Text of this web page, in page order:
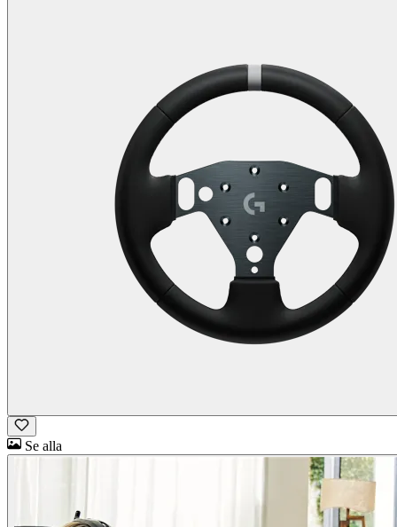
Se alla